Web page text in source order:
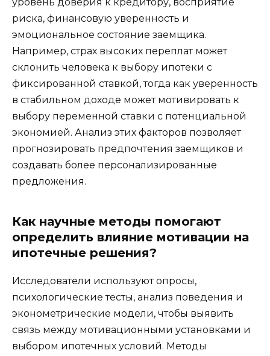
уровень доверия к кредитору, восприятие
риска, финансовую уверенность и
эмоциональное состояние заемщика.
Например, страх высоких переплат может
склонить человека к выбору ипотеки с
фиксированной ставкой, тогда как уверенность
в стабильном доходе может мотивировать к
выбору переменной ставки с потенциальной
экономией. Анализ этих факторов позволяет
прогнозировать предпочтения заемщиков и
создавать более персонализированные
предложения.
Как научные методы помогают
определить влияние мотивации на
ипотечные решения?
Исследователи используют опросы,
психологические тесты, анализ поведения и
эконометрические модели, чтобы выявить
связь между мотивационными установками и
выбором ипотечных условий. Методы